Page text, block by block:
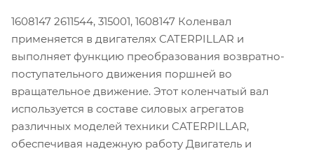
1608147 2611544, 315001, 1608147 Коленвал
применяется в двигателях CATERPILLAR и
выполняет функцию преобразования возвратно-
поступательного движения поршней во
вращательное движение. Этот коленчатый вал
используется в составе силовых агрегатов
различных моделей техники CATERPILLAR,
обеспечивая надежную работу Двигатель и